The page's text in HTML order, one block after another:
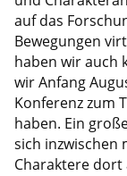
auf das
Bewegungen
haben wir auch
wir Anfang
Konferenz zum
haben. Ein
sich inzwischen
Charaktere